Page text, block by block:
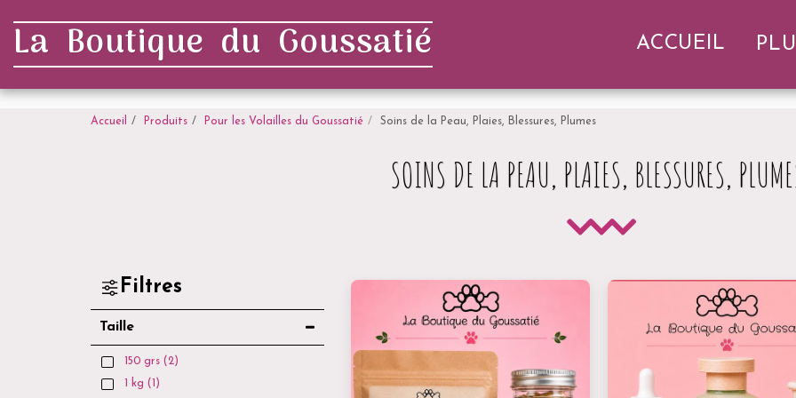
La Boutique du Goussatié ACCUEIL
Accueil Produits Pour les Volailles du Goussatié Soins de la Peau, Plaies, Blessures, Plumes
SOINS DE LA PEAU, PLAIES, BLESSURES,
Filtres
Taille
150 grs(2)
1 kg (1)